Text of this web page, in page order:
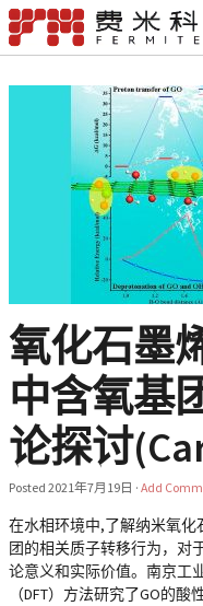
氧化石墨
中含氧基
论探讨
Posted 2021年7月19日 · Add
在水相环境中,了解纳米氧化
团的相关质子转移行为，对
论意义和实际价值。南京工
（DFT）方法研究了GO的